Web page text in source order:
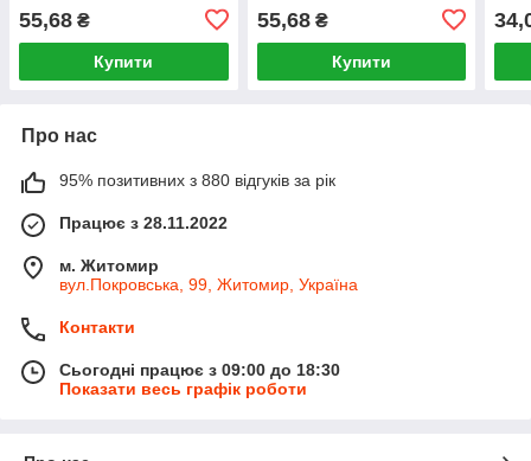
55,68 ₴
Купити
55,68₴
Купити
Про нас
95% позитивних з 880 відгуків за рік
Працює з 28.11.2022
м. Житомир
вул.Покровська, 99, Житомир, Україна
Контакти
Сьогодні працює з 09:00 до 18:30
Показати весь графік роботи